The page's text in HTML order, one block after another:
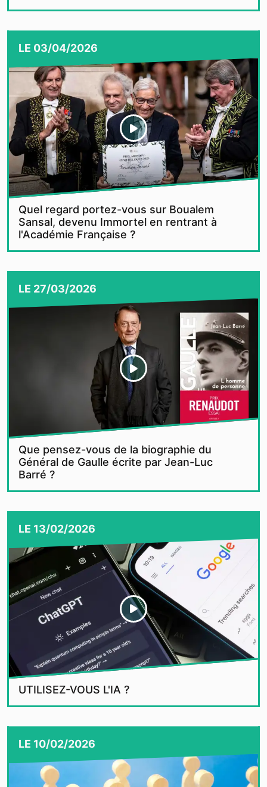
LE 03/04/2026
Quel regard portez-vous sur Boualem
Sansal, devenu Immortel en rentrant à
l'Académie Française ?
LE 27/03/2026
Que pensez-vous de la biographie du
Général de Gaulle écrite par Jean-Luc
Barré ?
LE 13/02/2026
UTILISEZ-VOUS L'IA ?
LE 10/02/2026